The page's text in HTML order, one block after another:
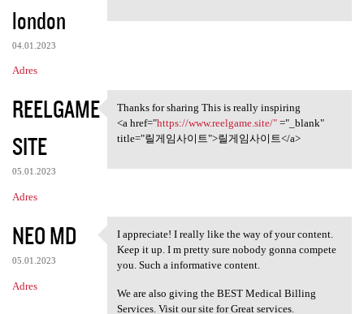
london
04.01.2023
Adres
REELGAME
SITE
05.01.2023
Adres
Thanks for sharing This is
Thanks for sharing This is really inspiring
<a href="https://www.reelgame.site/"="_blank"
title="릴게임사이트">릴게임사이트</a>
NEO MD
05.01.2023
Adres
I appreciate! I really like
I appreciate! I really like the way of your content.
Keep it up. I m pretty sure nobody gonna compete
you. Such a informative content.
We are also giving the BEST Medical Billing
Services. Visit our site for Great services.